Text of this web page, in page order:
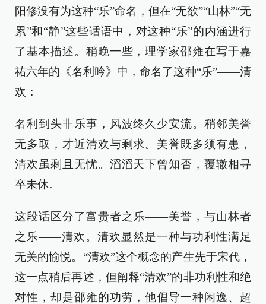
阳修没有为这种“乐”命名，但在“无欲”“山林”“无
累”和“静”这些话语中，对这种“乐”的内涵进行
了基本描述。稍晚一些，理学家邵雍在写于嘉
祐六年的《名利吟》中，命名了这种“乐”——清
欢：
名利到头非乐事，风波终久少安流。稍邻美誉
无多取，才近清欢与剩求。美誉既多须有患，
清欢虽剩且无忧。滔滔天下曾知否，覆辙相寻
卒未休。
这段话区分了富贵者之乐——美誉，与山林者
之乐——清欢。清欢显然是一种与功利性满足
无关的愉悦。“清欢”这个概念的产生先于宋代，
这一点稍后再述，但阐释“清欢”的非功利性和绝
对性，却是邵雍的功劳，他倡导一种闲逸、超